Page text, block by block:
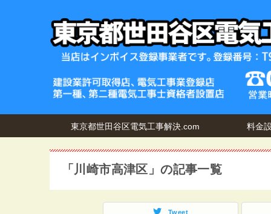
東京都世田谷区電気工事解決.com 料金
「川崎市高津区」の記事一覧
Tweet